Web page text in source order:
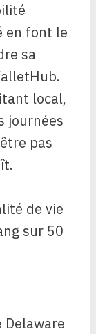
en font le
sa
local,
journées
pas
de vie
sur 50